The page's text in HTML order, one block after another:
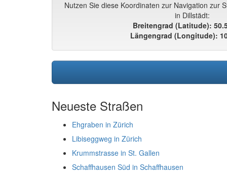
Nutzen Sie diese Koordinaten zur Navigation zur
in Dillstädt:
Breitengrad (Latitude):
Längengrad (Longitude):
Neueste Straßen
Ehgraben in Zürich
Libiseggweg in Zürich
Krummstrasse in St. Gallen
Schaffhausen Süd in Schaffhausen